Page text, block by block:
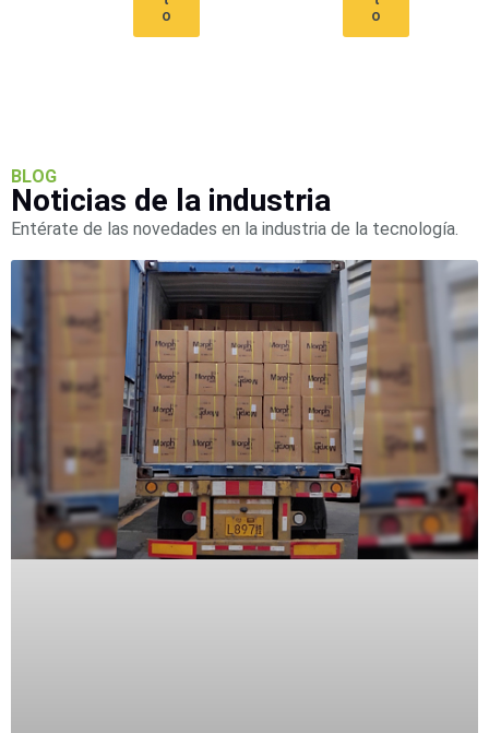
o
o
BLOG
Noticias de la industria
Entérate de las novedades en la industria de la tecnología.